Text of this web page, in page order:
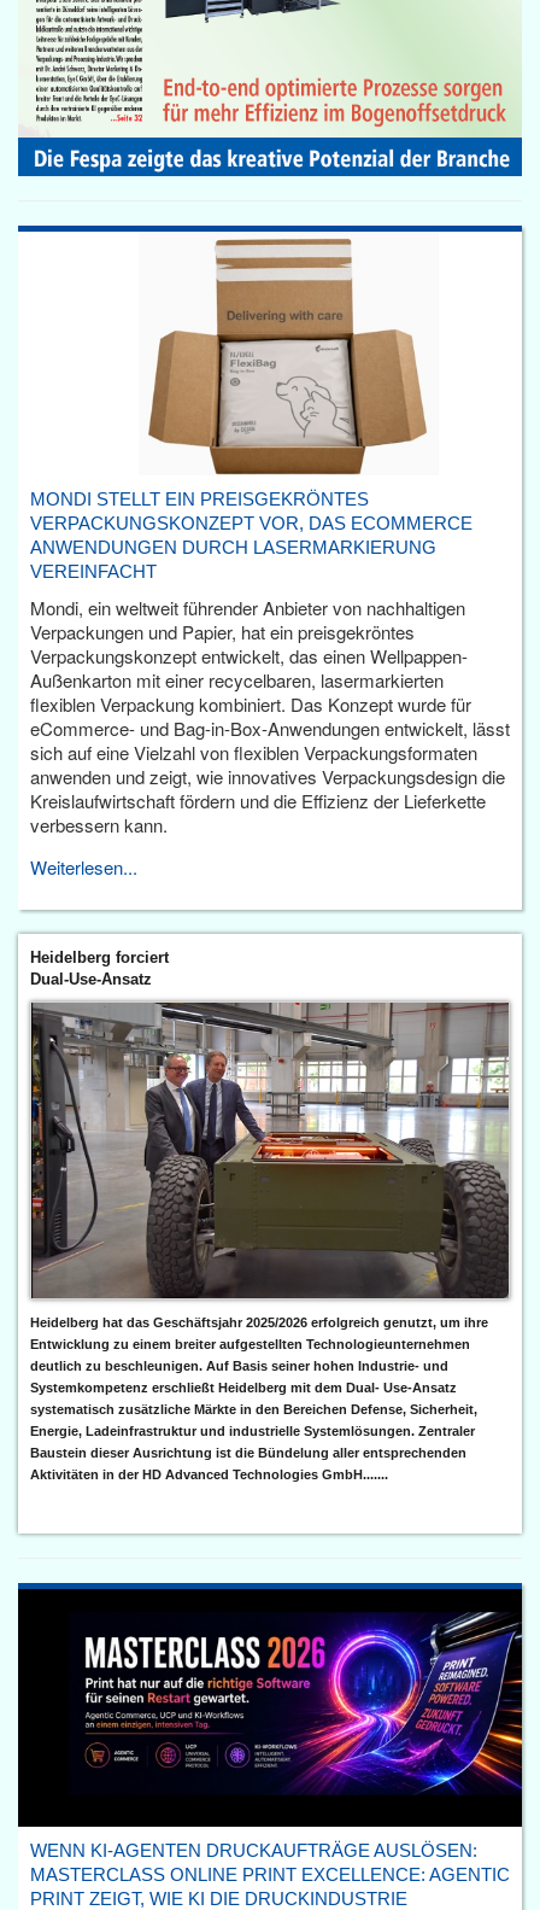
MONDI STELLT EIN PREISGEKRÖNTES
VERPACKUNGSKONZEPT VOR, DAS ECOMMERCE
ANWENDUNGEN DURCH LASERMARKIERUNG
VEREINFACHT
Mondi, ein weltweit führender Anbieter von nachhaltigen
Verpackungen und Papier, hat ein preisgekröntes
Verpackungskonzept entwickelt, das einen Wellpappen-
Außenkarton mit einer recycelbaren, lasermarkierten
flexiblen Verpackung kombiniert. Das Konzept wurde für
eCommerce- und Bag-in-Box-Anwendungen entwickelt, lässt
sich auf eine Vielzahl von flexiblen Verpackungsformaten
anwenden und zeigt, wie innovatives Verpackungsdesign die
Kreislaufwirtschaft fördern und die Effizienz der Lieferkette
verbessern kann.
Weiterlesen...
Heidelberg forciert
Dual-Use-Ansatz
Heidelberg hat das Geschäftsjahr 2025/2026 erfolgreich genutzt, um ihre
Entwicklung zu einem breiter aufgestellten Technologieunternehmen
deutlich zu beschleunigen. Auf Basis seiner hohen Industrie- und
Systemkompetenz erschließt Heidelberg mit dem Dual- Use-Ansatz
systematisch zusätzliche Märkte in den Bereichen Defense, Sicherheit,
Energie, Ladeinfrastruktur und industrielle Systemlösungen. Zentraler
Baustein dieser Ausrichtung ist die Bündelung aller entsprechenden
Aktivitäten in der HD Advanced Technologies GmbH.......
WENN KI-AGENTEN DRUCKAUFTRÄGE AUSLÖSEN:
MASTERCLASS ONLINE PRINT EXCELLENCE: AGENTIC
PRINT ZEIGT, WIE KI DIE DRUCKINDUSTRIE